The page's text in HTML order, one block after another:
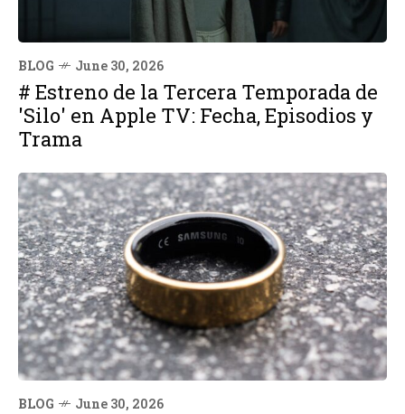
BLOG June 30, 2026
# Estreno de la Tercera Temporada de
'Silo' en Apple TV: Fecha, Episodios y
Trama
BLOG June 30, 2026